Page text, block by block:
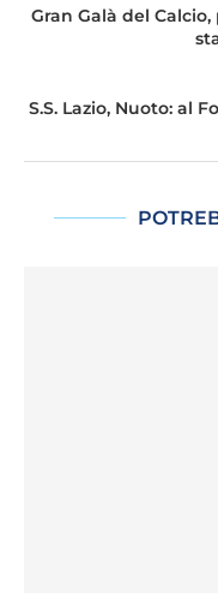
Gran Galà del
S.S. Lazio, Nuoto: al